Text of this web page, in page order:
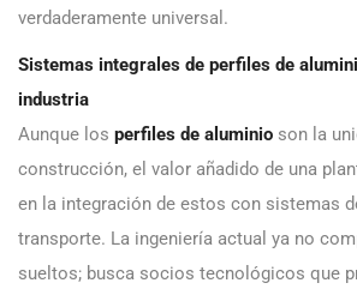
verdaderamente universal.
Sistemas integrales de perfiles de
industria
Aunque los perfiles de aluminio son la
construcción, el valor añadido de una
en la integración de estos con sistemas
transporte. La ingeniería actual ya no
sueltos; busca socios tecnológicos que